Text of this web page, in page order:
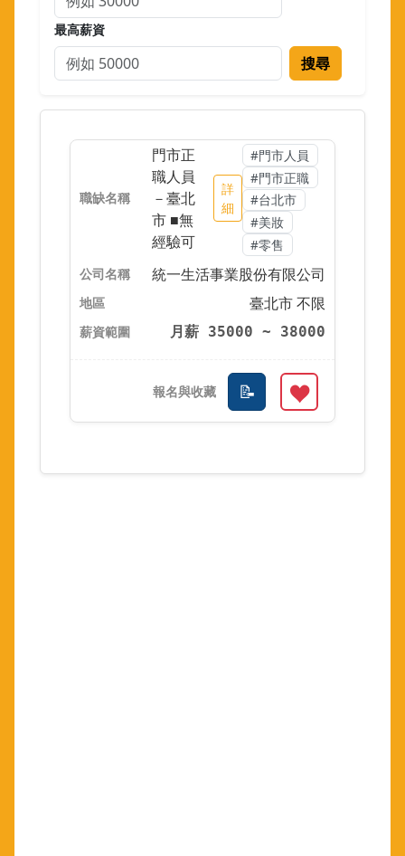
最高薪資
搜尋
門市正
職人員
－臺北
市 ■無
經驗可
詳
細
#門市人員
#門市正職
#台北市
#美妝
#零售
統一生活事業股份有限公司
臺北市 不限
月薪 35000 ~ 38000